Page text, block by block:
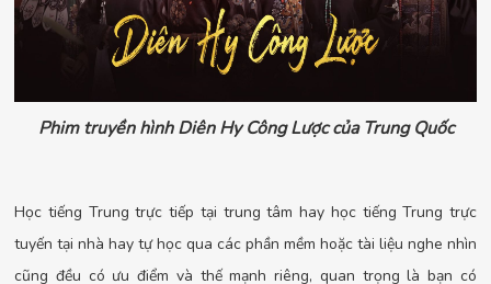
Phim truyền hình Diên Hy Công Lược của Trung Quốc
Học tiếng Trung trực tiếp tại trung tâm hay học tiếng Trung trực
tuyến tại nhà hay tự học qua các phần mềm hoặc tài liệu nghe nhìn
cũng đều có ưu điểm và thế mạnh riêng, quan trọng là bạn có